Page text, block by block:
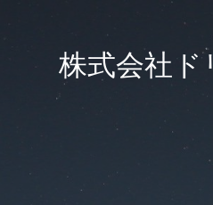
株式会社ド